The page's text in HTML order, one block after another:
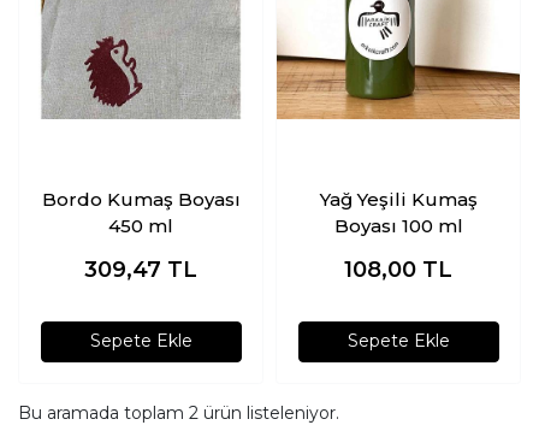
Bordo Kumaş Boyası
450 ml
309,47 TL
Sepete Ekle
Yağ Yeşili Kumaş
Boyası 100 ml
108,00 TL
Sepete Ekle
Bu aramada toplam 2 ürün listeleniyor.